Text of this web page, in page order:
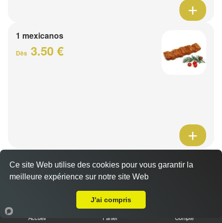
1 mexicanos
Dès 3.50 €
Barquette de viande
Dès7.50 €
1 viande au choix
Accueil Panier Compte
Ce site Web utilise des cookies pour vous garantir la
meilleure expérience sur notre site Web
J'ai compris